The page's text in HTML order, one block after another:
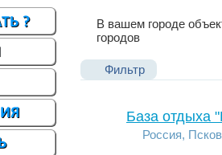
В вашем городе
городов
Фильтр
База отдыха
Россия,